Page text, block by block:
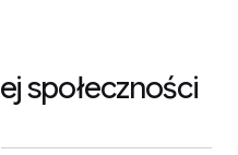
społeczności